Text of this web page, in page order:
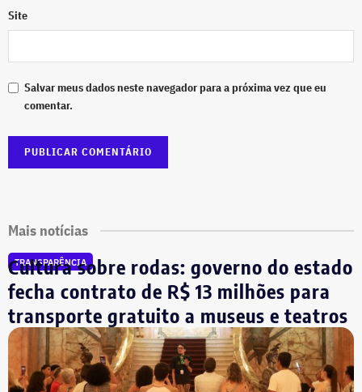
Site
Salvar meus dados neste navegador para a próxima vez que eu
comentar.
Mais notícias
TRANSPARÊNCIA
Cultura sobre rodas: governo do estado
fecha contrato de R$ 13 milhões para
transporte gratuito a museus e teatros